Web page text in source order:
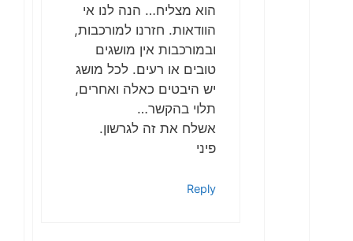
הוא מצליח… הנה לנו אי
הוודאות. חזרנו למורכבות,
ובמורכבות אין מושגים
טובים או רעים. לכל מושג
יש היבטים כאלה ואחרים,
תלוי בהקשר…
אשלח את זה לגרשון.
פיני
Reply